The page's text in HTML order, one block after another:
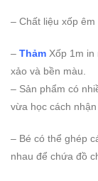
– Chất liệu xốp
– Thảm Xốp 1m in
xảo và bền màu.
– Sản phẩm có
vừa học cách
– Bé có thể ghép
nhau để chứa đồ